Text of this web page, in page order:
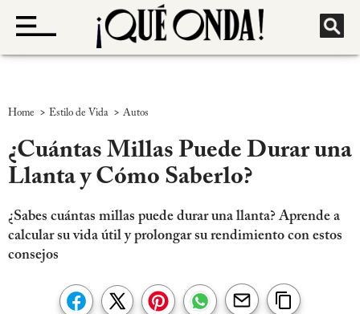
Home > Estilo de Vida > Autos
¿Cuántas Millas Puede Durar una
Llanta y Cómo Saberlo?
¿Sabes cuántas millas puede durar una llanta? Aprende a
calcular su vida útil y prolongar su rendimiento con estos
consejos